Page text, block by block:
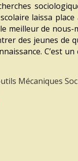
laissa
meilleur de nous-
des jeunes
C’est
Mécaniques